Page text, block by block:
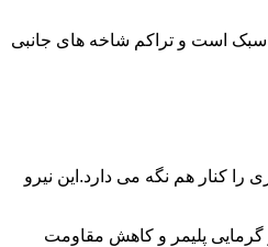
در این مورد می باشد که طول زنجیره های پلی اتیلن سنگین ۵۰ بار بلندتر از پلی اتیلن سبک است و تراکم شاخه های جانبی
را کنار هم نگه می دارد.این نیرو
پلیمر و کاهش مقاومت